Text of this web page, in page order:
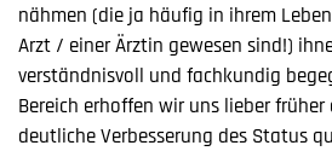
nähmen (die ja häufig in ihrem
Arzt / einer Ärztin gewesen sind!)
verständnisvoll und fachkundig
Bereich erhoffen wir uns lieber
deutliche Verbesserung des Status